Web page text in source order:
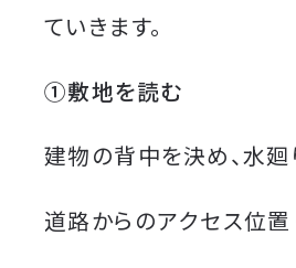
ていきます。
①敷地を読む
建物の背中を決め、水
道路からのアクセス位置